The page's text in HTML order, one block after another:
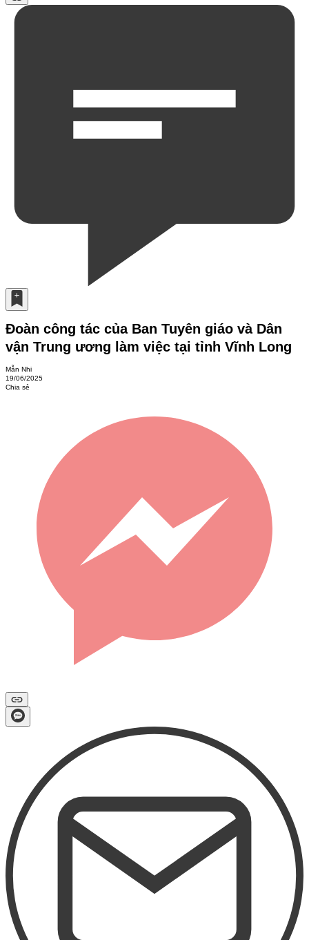
Đoàn công tác của Ban Tuyên giáo và Dân
vận Trung ương làm việc tại tỉnh Vĩnh Long
Mẫn Nhi
19/06/2025
Chia sẻ